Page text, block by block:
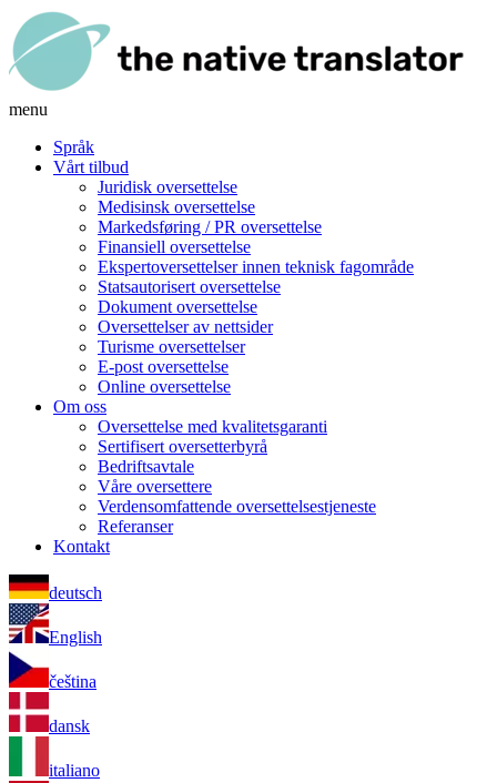
menu
Språk
Vårt tilbud
Juridisk oversettelse
Medisinsk oversettelse
Markedsføring / PR oversettelse
Finansiell oversettelse
Ekspertoversettelser innen teknisk fagområde
Statsautorisert oversettelse
Dokument oversettelse
Oversettelser av nettsider
Turisme oversettelser
E-post oversettelse
Online oversettelse
Om oss
Oversettelse med kvalitetsgaranti
Sertifisert oversetterbyrå
Bedriftsavtale
Våre oversettere
Verdensomfattende oversettelsestjeneste
Referanser
Kontakt
deutsch
English
čeština
dansk
italiano